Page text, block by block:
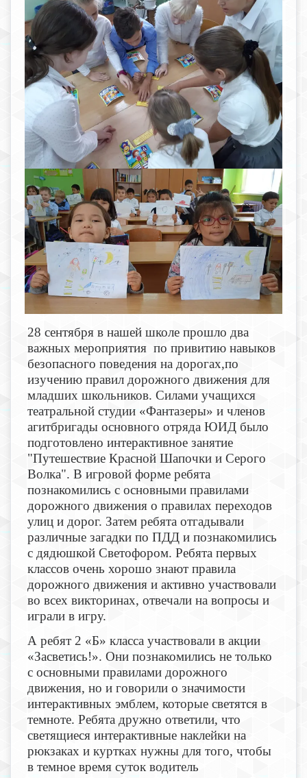
28 сентября в нашей школе прошло два
важных мероприятия по привитию навыков
безопасного поведения на дорогах,по
изучению правил дорожного движения для
младших школьников. Силами учащихся
театральной студии «Фантазеры» и членов
агитбригады основного отряда ЮИД было
подготовлено интерактивное занятие
"Путешествие Красной Шапочки и Серого
Волка". В игровой форме ребята
познакомились с основными правилами
дорожного движения о правилах переходов
улиц и дорог. Затем ребята отгадывали
различные загадки по ПДД и познакомились
с дядюшкой Светофором. Ребята первых
классов очень хорошо знают правила
дорожного движения и активно участвовали
во всех викторинах, отвечали на вопросы и
играли в игру.
А ребят 2 «Б» класса участвовали в акции
«Засветись!». Они познакомились не только
с основными правилами дорожного
движения, но и говорили о значимости
интерактивных эмблем, которые светятся в
темноте. Ребята дружно ответили, что
светящиеся интерактивные наклейки на
рюкзаках и куртках нужны для того, чтобы
в темное время суток водитель